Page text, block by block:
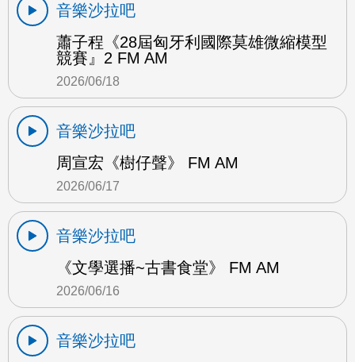
音樂沙拉吧
蕭子程《28屆匈牙利國際莫雄微縮模型
競賽』2 FM AM
2026/06/18
音樂沙拉吧
周宣宏《樹仔聲》 FM AM
2026/06/17
音樂沙拉吧
《文學選播~古書食堂》 FM AM
2026/06/16
音樂沙拉吧